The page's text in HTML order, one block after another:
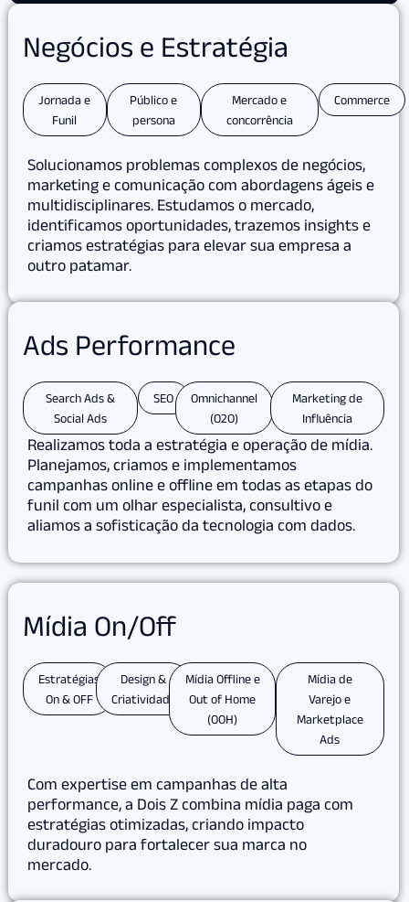
Negócios e Estratégia
Jornada e
Funil
Público e
persona
Mercado e
concorrência
Commerce
Solucionamos problemas complexos de negócios,
marketing e comunicação com abordagens ágeis e
multidisciplinares. Estudamos o mercado,
identificamos oportunidades, trazemos insights e
criamos estratégias para elevar sua empresa a
outro patamar.
Ads Performance
Search Ads &
Social Ads
SEO
Omnichannel
(O2O)
Marketing de
Influência
Realizamos toda a estratégia e operação de mídia.
Planejamos, criamos e implementamos
campanhas online e offline em todas as etapas do
funil com um olhar especialista, consultivo e
aliamos a sofisticação da tecnologia com dados.
Mídia On/Off
Estratégias
On & OFF
Design &
Criatividade
Mídia Offline e
Out of Home
(OOH)
Mídia de
Varejo e
Marketplace
Ads
Com expertise em campanhas de alta
performance, a Dois Z combina mídia paga com
estratégias otimizadas, criando impacto
duradouro para fortalecer sua marca no
mercado.